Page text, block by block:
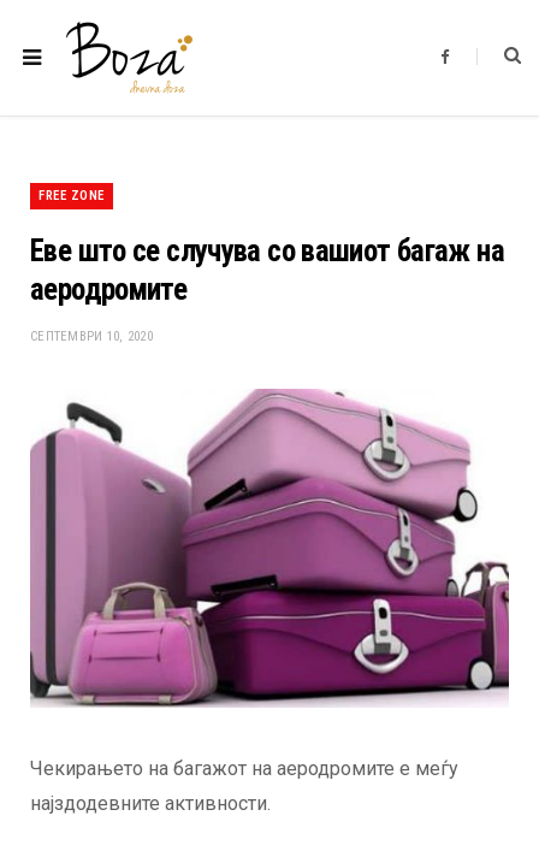
F
b
FREE ZONE
Еве што се случува со вашиот багаж на
аеродромите
СЕПТЕМВРИ 10, 2020
Чекирањето на багажот на аеродромите е меѓу
најздодевните активности.